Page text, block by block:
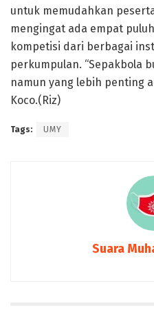
untuk memudahkan
mengingat ada empat
kompetisi dari berbagai
perkumpulan. “Sepakbola
namun yang lebih penting
Koco.(Riz)
Tags: UMY
Suara